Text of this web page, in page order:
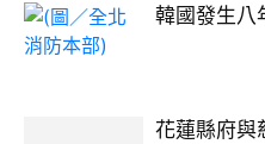
韓國發生八
花蓮縣府與